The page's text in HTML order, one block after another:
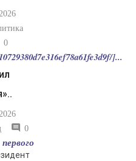
0
]...
0